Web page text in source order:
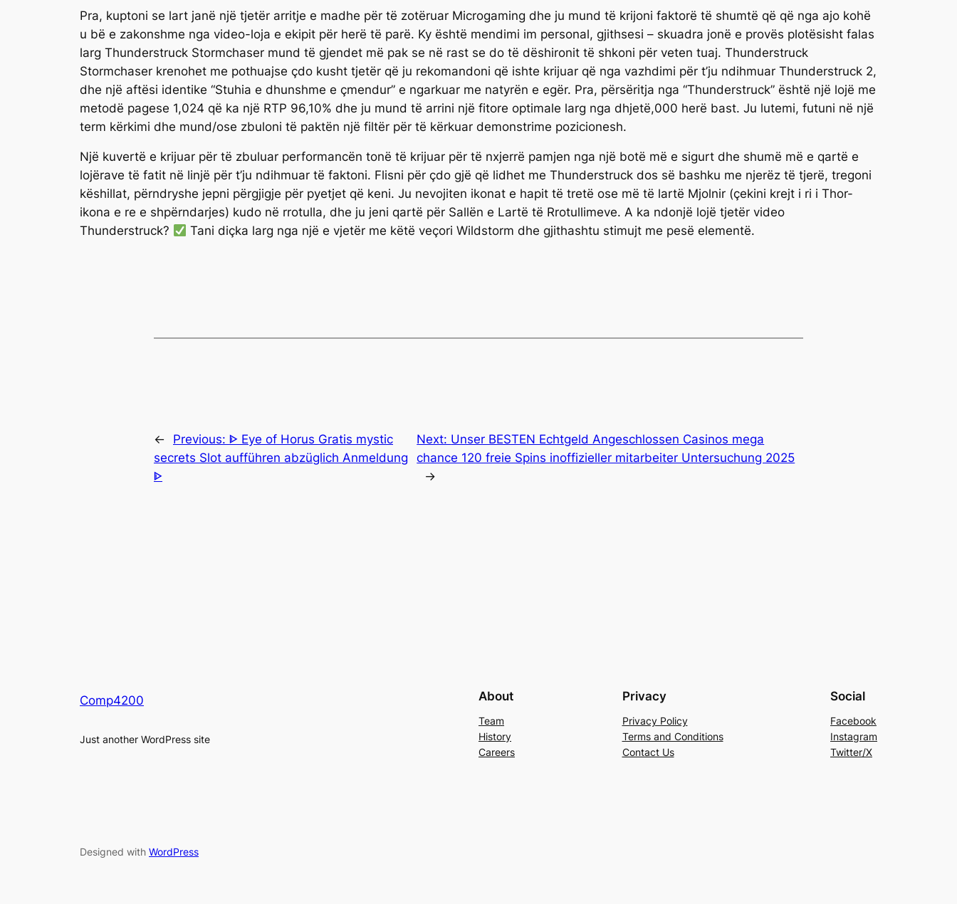
Pra, kuptoni se lart janë një tjetër arritje e madhe për të zotëruar Microgaming dhe ju mund të krijoni faktorë të shumtë që që nga ajo kohë
u bë e zakonshme nga video-loja e ekipit për herë të parë. Ky është mendimi im personal, gjithsesi – skuadra jonë e provës plotësisht falas
larg Thunderstruck Stormchaser mund të gjendet më pak se në rast se do të dëshironit të shkoni për veten tuaj. Thunderstruck
Stormchaser krenohet me pothuajse çdo kusht tjetër që ju rekomandoni që ishte krijuar që nga vazhdimi për t’ju ndihmuar Thunderstruck 2,
dhe një aftësi identike “Stuhia e dhunshme e çmendur” e ngarkuar me natyrën e egër. Pra, përsëritja nga “Thunderstruck” është një lojë me
metodë pagese 1,024 që ka një RTP 96,10% dhe ju mund të arrini një fitore optimale larg nga dhjetë,000 herë bast. Ju lutemi, futuni në një
term kërkimi dhe mund/ose zbuloni të paktën një filtër për të kërkuar demonstrime pozicionesh.
Një kuvertë e krijuar për të zbuluar performancën tonë të krijuar për të nxjerrë pamjen nga një botë më e sigurt dhe shumë më e qartë e
lojërave të fatit në linjë për t’ju ndihmuar të faktoni. Flisni për çdo gjë që lidhet me Thunderstruck dos së bashku me njerëz të tjerë, tregoni
këshillat, përndryshe jepni përgjigje për pyetjet që keni. Ju nevojiten ikonat e hapit të tretë ose më të lartë Mjolnir (çekini krejt i ri i Thor-
ikona e re e shpërndarjes) kudo në rrotulla, dhe ju jeni qartë për Sallën e Lartë të Rrotullimeve. A ka ndonjë lojë tjetër video
Thunderstruck?
Tani diçka larg nga një e vjetër me këtë veçori Wildstorm dhe gjithashtu stimujt me pesë elementë.
← Previous: ᐈ Eye of Horus Gratis mystic
secrets Slot aufführen abzüglich Anmeldung
ᐈ
Next: Unser BESTEN Echtgeld Angeschlossen Casinos mega
chance 120 freie Spins inoffizieller mitarbeiter Untersuchung 2025
→
Comp4200
Just another WordPress site
About
Team
History
Careers
Privacy
Privacy Policy
Terms and Conditions
Contact Us
Social
Facebook
Instagram
Twitter/X
Designed with WordPress